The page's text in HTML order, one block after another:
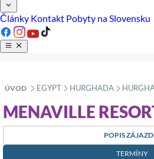
Články Kontakt Pobyty na Slovensku
ÚVOD »
EGYPT »
HURGHADA »
MENAVILLE
POPIS
TERMÍNY